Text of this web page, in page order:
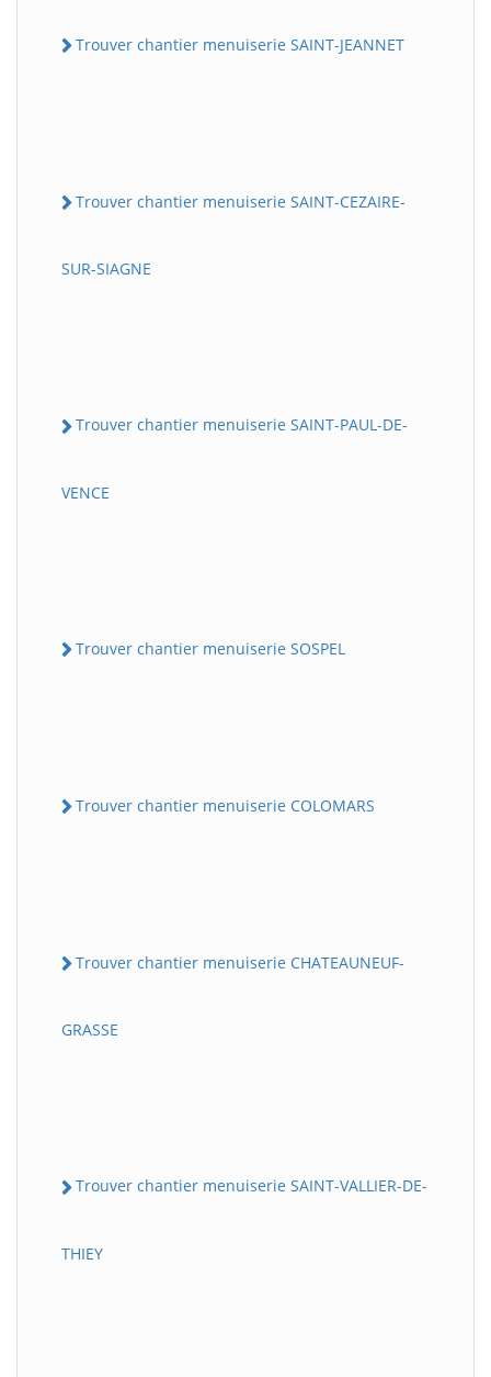
Trouver chantier menuiserie SAINT-JEANNET
Trouver chantier menuiserie SAINT-CEZAIRE-
SUR-SIAGNE
Trouver chantier menuiserie SAINT-PAUL-DE-
VENCE
Trouver chantier menuiserie SOSPEL
Trouver chantier menuiserie COLOMARS
Trouver chantier menuiserie CHATEAUNEUF-
GRASSE
Trouver chantier menuiserie SAINT-VALLIER-DE-
THIEY